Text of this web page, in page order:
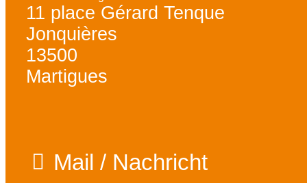
11 place Gérard Tenque
Jonquières
13500
Martigues
Mail / Nachricht